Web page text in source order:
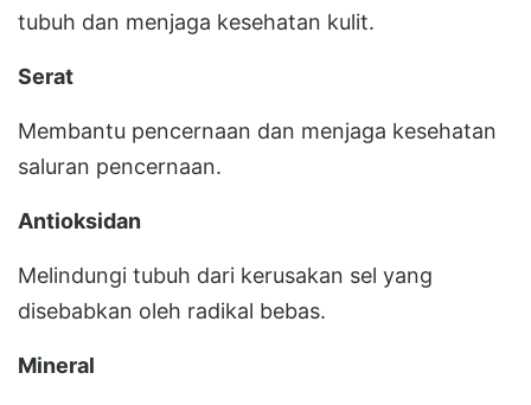
tubuh dan menjaga kesehatan kulit.
Serat
Membantu pencernaan dan menjaga kesehatan
saluran pencernaan.
Antioksidan
Melindungi tubuh dari kerusakan sel yang
disebabkan oleh radikal bebas.
Mineral